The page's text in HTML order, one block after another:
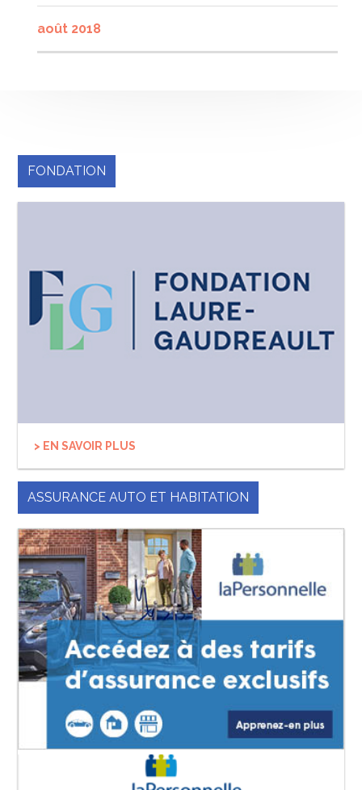
août 2018
FONDATION
> EN SAVOIR PLUS
ASSURANCE AUTO ET HABITATION